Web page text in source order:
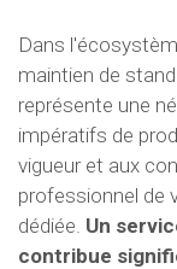
Dans
maintien de
représente une
impératifs de
vigueur et aux
professionnel de
dédiée. Un
contribue